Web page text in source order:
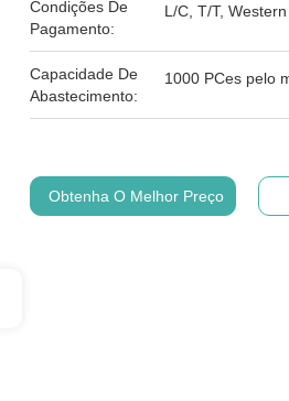
Condições De
Pagamento:
L/C, T/T,
Capacidade De
Abastecimento:
1000 PCes pelo
Obtenha O Melhor Preço